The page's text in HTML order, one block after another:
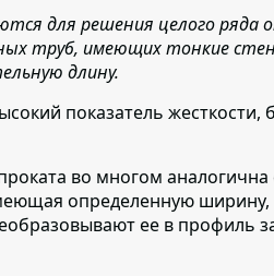
для решения целого ряда
труб, имеющих тонкие
длину.
показатель жесткости,
во многом
определенную ширину,
ее в профиль